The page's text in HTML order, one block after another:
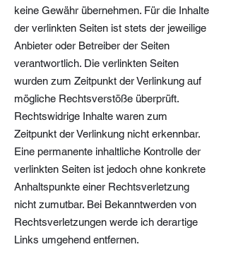
keine Gewähr übernehmen. Für die Inhalte
der verlinkten Seiten ist stets der jeweilige
Anbieter oder Betreiber der Seiten
verantwortlich. Die verlinkten Seiten
wurden zum Zeitpunkt der Verlinkung auf
mögliche Rechtsverstöße überprüft.
Rechtswidrige Inhalte waren zum
Zeitpunkt der Verlinkung nicht erkennbar.
Eine permanente inhaltliche Kontrolle der
verlinkten Seiten ist jedoch ohne konkrete
Anhaltspunkte einer Rechtsverletzung
nicht zumutbar. Bei Bekanntwerden von
Rechtsverletzungen werde ich derartige
Links umgehend entfernen.